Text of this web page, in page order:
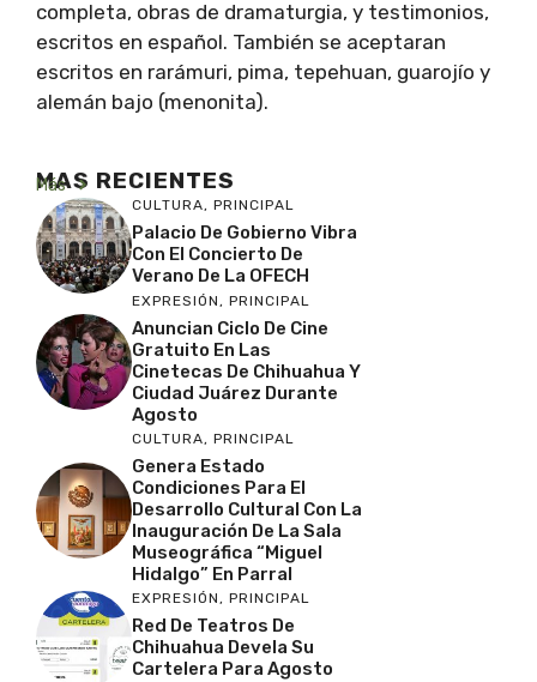
completa, obras de dramaturgia, y testimonios,
escritos en español. También se aceptaran
escritos en rarámuri, pima, tepehuan, guarojío y
alemán bajo (menonita).
MAS RECIENTES
Más
CULTURA, PRINCIPAL
Palacio De Gobierno Vibra
Con El Concierto De
Verano De La OFECH
EXPRESIÓN , PRINCIPAL
Anuncian Ciclo De Cine
Gratuito En Las
Cinetecas De Chihuahua Y
Ciudad Juárez Durante
Agosto
CULTURA, PRINCIPAL
Genera Estado
Condiciones Para El
Desarrollo Cultural Con La
Inauguración De La Sala
Museográfica “Miguel
Hidalgo” En Parral
EXPRESIÓN, PRINCIPAL
Red De Teatros De
Chihuahua Devela Su
Cartelera Para Agosto